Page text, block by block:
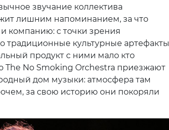
звучание коллектива
лишним напоминанием, за что
компанию: с точки зрения
традиционные культурные артефакты
продукт с ними мало кто
The No Smoking Orchestra приезжают
дом музыки: атмосфера там
за свою историю они покоряли